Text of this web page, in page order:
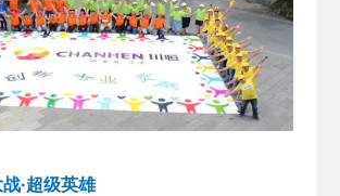
·超级英雄